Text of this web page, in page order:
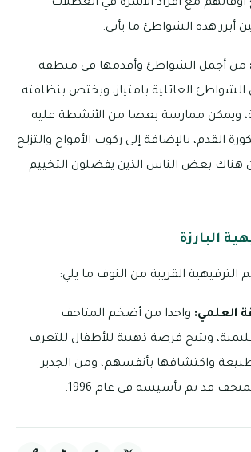
أوقاتهم مع أفراد الأسرة في العطلات
أبرز هذه الشواطئ ما يأتي:
من أجمل الشواطئ وأقدمها في منطقة
العائلية بامتياز، ويختص بنظافته
ويمكن ممارسة بعضا من الأنشطة عليه
القدم، بالإضافة إلى ركوب الأمواج والتزلج
هناك بعض الناس الذين يفضلون التخييم
البارزة
الترفيهية القريبة من النوف ما يلي:
العلمي: واحدا من أضخم المتاحف
ويتيح فرصة ذهبية للأطفال للتعرف
واكتشافها بأنفسهم، ومن الجدير
قد تم تأسيسه في عام 1996.